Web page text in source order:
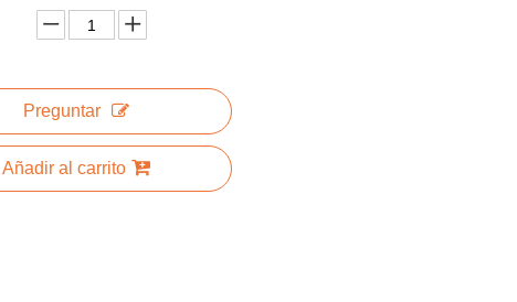
Preguntar
Añadir al carrito